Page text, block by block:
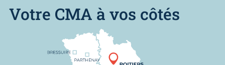
Votre CMA à vos côtés